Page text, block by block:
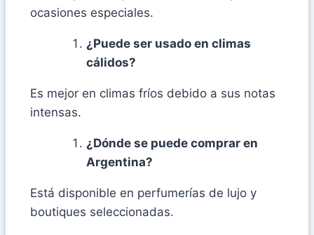
ocasiones especiales.
¿Puede ser usado en climas
cálidos?
Es mejor en climas fríos debido a sus notas
intensas.
¿Dónde se puede comprar en
Argentina?
Está disponible en perfumerías de lujo y
boutiques seleccionadas.